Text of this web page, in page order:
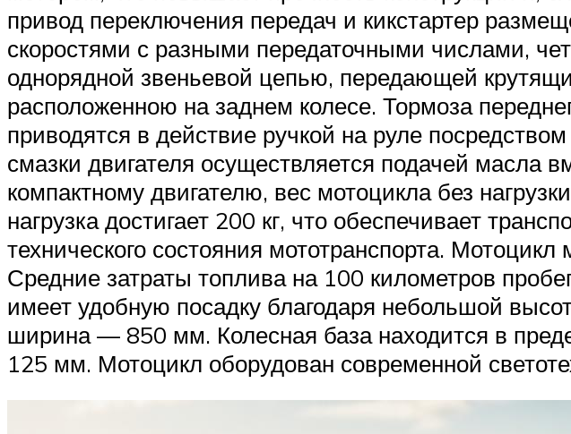
привод переключения передач и кикстартер
скоростями с разными передаточными числами,
однорядной звеньевой цепью, передающей
расположенною на заднем колесе. Тормоза
приводятся в действие ручкой на руле
смазки двигателя осуществляется подачей масла
компактному двигателю, вес мотоцикла без
нагрузка достигает 200 кг, что обеспечивает
технического состояния мототранспорта.
Средние затраты топлива на 100 километров
имеет удобную посадку благодаря небольшой
ширина — 850 мм. Колесная база находится в
125 мм. Мотоцикл оборудован современной